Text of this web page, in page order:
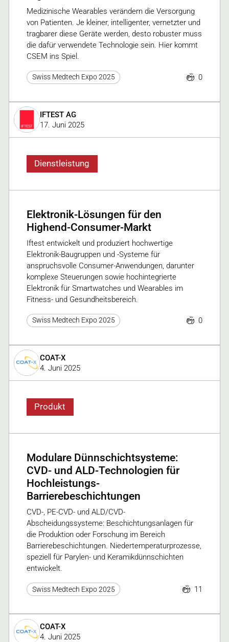
Medizinische Wearables verändern die Versorgung
von Patienten. Je kleiner, intelligenter, vernetzter und
tragbarer diese Geräte werden, desto robuster muss
die dafür verwendete Technologie sein. Hier kommt
CSEM ins Spiel.
Swiss Medtech Expo 2025 0
IFTEST AG
17. Juni 2025
Dienstleistung
Elektronik-Lösungen für den
Highend-Consumer-Markt
Iftest entwickelt und produziert hochwertige
Elektronik-Baugruppen und -Systeme für
anspruchsvolle Consumer-Anwendungen, darunter
komplexe Steuerungen sowie hochintegrierte
Elektronik für Smartwatches und Wearables im
Fitness- und Gesundheitsbereich.
Swiss Medtech Expo 2025 0
COAT-X
4. Juni 2025
Produkt
Modulare Dünnschichtsysteme:
CVD- und ALD-Technologien für
Hochleistungs-
Barrierebeschichtungen
CVD-, PE-CVD- und ALD/CVD-
Abscheidungssysteme: Beschichtungsanlagen für
die Produktion oder Forschung im Bereich
Barrierebeschichtungen. Niedertemperaturprozesse,
speziell für Parylen- und Keramikdünnschichten
entwickelt.
Swiss Medtech Expo 2025 11
COAT-X
4. Juni 2025